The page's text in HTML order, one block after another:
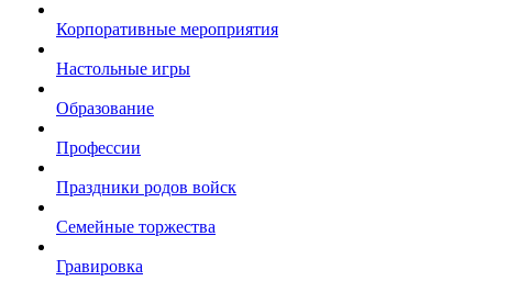
Корпоративные мероприятия
Настольные игры
Образование
Профессии
Праздники родов войск
Семейные торжества
Гравировка